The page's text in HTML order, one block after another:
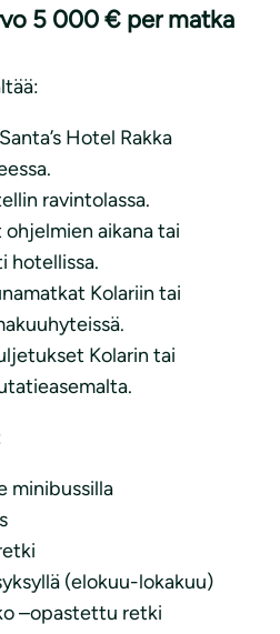
5 000 € per matka
Hotel Rakka
ravintolassa.
aikana tai
hotellissa.
Kolariin tai
Kolarin tai
minibussilla
(elokuu-lokakuu)
–opastettu retki